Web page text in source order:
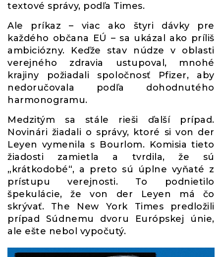
textové správy, podľa Times.
Ale príkaz – viac ako štyri dávky pre
každého občana EÚ – sa ukázal ako príliš
ambiciózny. Keďže stav núdze v oblasti
verejného zdravia ustupoval, mnohé
krajiny požiadali spoločnosť Pfizer, aby
nedoručovala podľa dohodnutého
harmonogramu.
Medzitým sa stále rieši ďalší prípad.
Novinári žiadali o správy, ktoré si von der
Leyen vymenila s Bourlom. Komisia tieto
žiadosti zamietla a tvrdila, že sú
„krátkodobé“, a preto sú úplne vyňaté z
prístupu verejnosti. To podnietilo
špekulácie, že von der Leyen má čo
skrývať. The New York Times predložili
prípad Súdnemu dvoru Európskej únie,
ale ešte nebol vypočutý.